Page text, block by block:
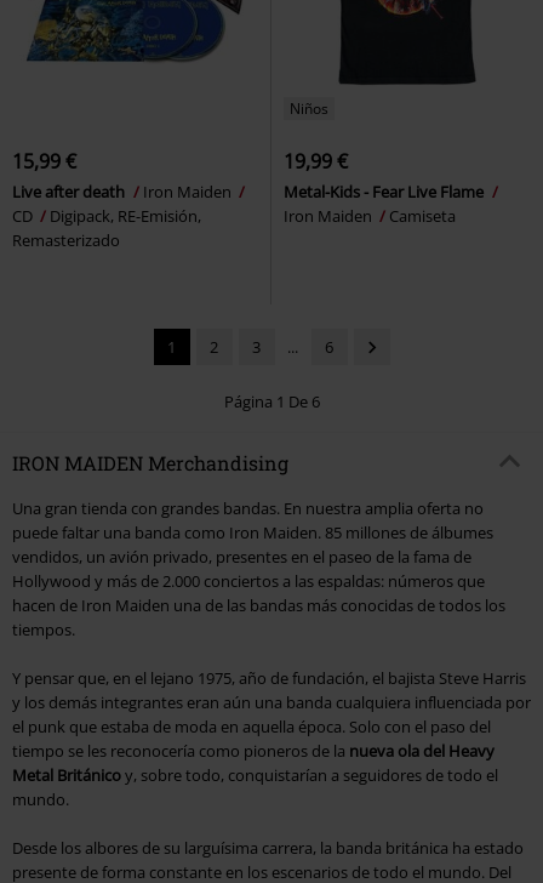
15,99 €
Live after death
Iron Maiden
CD
Digipack, RE-Emisión,
Remasterizado
Niños
19,99 €
Metal-Kids - Fear Live Flame
Iron Maiden
Camiseta
1 2 3 ... 6
Página 1 De 6
IRON MAIDEN Merchandising
Una gran tienda con grandes bandas. En nuestra amplia oferta no
puede faltar una banda como Iron Maiden. 85 millones de álbumes
vendidos, un avión privado, presentes en el paseo de la fama de
Hollywood y más de 2.000 conciertos a las espaldas: números que
hacen de Iron Maiden una de las bandas más conocidas de todos los
tiempos.
Y pensar que, en el lejano 1975, año de fundación, el bajista Steve Harris
y los demás integrantes eran aún una banda cualquiera influenciada por
el punk que estaba de moda en aquella época. Solo con el paso del
tiempo se les reconocería como pioneros de la nueva ola del Heavy
Metal Británicoy, sobre todo, conquistarían a seguidores de todo el
mundo.
Desde los albores de su larguísima carrera, la banda británica ha estado
presente de forma constante en los escenarios de todo el mundo. Del